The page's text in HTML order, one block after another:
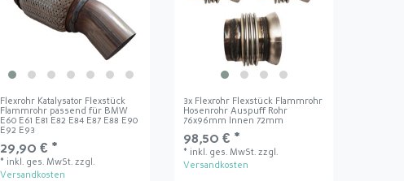
Flexrohr Katalysator Flexstück
Flammrohr passend für BMW
E60 E61 E81 E82 E84 E87 E88 E90
E92 E93
29,90 € *
* inkl. ges. MwSt. zzgl.
Versandkosten
3x Flexrohr Flexstück Flammrohr
Hosenrohr Auspuff Rohr
76x96mm Innen 72mm
98,50 € *
* inkl. ges. MwSt. zzgl.
Versandkosten